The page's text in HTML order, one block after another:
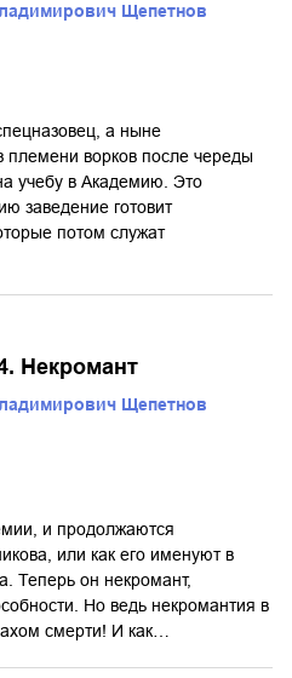
Щепетнов
а ныне
племени ворков после череды
учебу в Академию. Это
заведение готовит
потом служат
Некромант
Щепетнов
и продолжаются
или как его именуют в
Теперь он некромант,
Но ведь некромантия в
смерти! И как…